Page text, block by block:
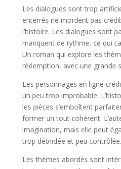
Les dialogues sont trop
enterrés ne mordent pas
l’histoire. Les dialogues sont
manquent de rythme, ce qui
Un roman qui explore les
rédemption, avec une grande
Les personnages en ligne
un peu trop improbable.
les pièces s’emboîtent
former un tout cohérent.
imagination, mais elle peut
trop débridée et peu contrôlée.
Les thèmes abordés sont